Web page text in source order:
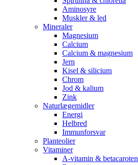
Aminosyre
Muskler & led
Mineraler
Magnesium
Calcium
Calcium & magnesium
Jern
Kisel & silicium
Chrom
Jod & kalium
Zink
Naturlægemidler
Energi
Helbred
Immunforsvar
Planteolier
Vitaminer
A-vitamin & betacaroten